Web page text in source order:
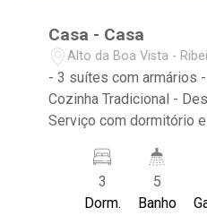
Casa - Casa
Alto da Boa Vista -
- 3 suítes com armários - Living 2 ambientes -
Cozinha Tradicional - Despensa - Área de
Serviço com dormitório e
- Localizado próximo ao
Independência, Cabaña
Tatu Bola BAr, Estância
3
Dorm.
5
Banho